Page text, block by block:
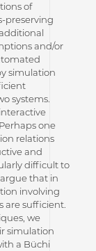
of
preserving
and/or
simulation
systems.
one
relations
and
difficult to
that in
involving
are sufficient.
we
simulation
a Büchi